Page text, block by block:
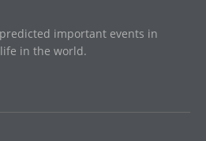
important events in
in the world.